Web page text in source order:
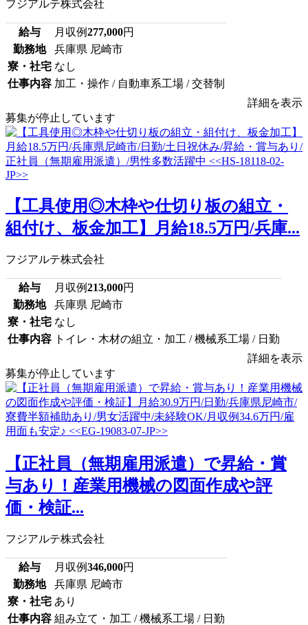
フジアルテ株式会社
給与 月収例277,000円
勤務地
兵庫県 尼崎市
寮・社宅 なし
仕事内容 加工・操作 / 自動車系工場 / 交替制
詳細を表示
募集が停止しています
【工具使用◎木枠や仕切り板の組立・
組付け、板金加工】月給18.5万円/兵庫...
フジアルテ株式会社
給与 月収例213,000円
勤務地
兵庫県 尼崎市
寮・社宅 なし
仕事内容 トイレ・木材の組立・加工 / 機械系工場 / 日勤
詳細を表示
募集が停止しています
【正社員（無期雇用派遣）で昇給・賞
与あり！産業用機械の図面作成や評
価・検証...
フジアルテ株式会社
給与 月収例346,000円
勤務地
兵庫県 尼崎市
寮・社宅 あり
仕事内容 組み立て・加工 / 機械系工場 / 日勤